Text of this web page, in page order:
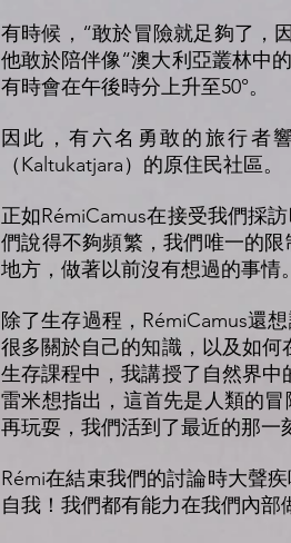
有時候，“敢於冒險就足夠了，
他敢於陪伴像“澳大利亞叢林中
有時會在午後時分上升至50°。
因此，有六名勇敢的旅行者
（Kaltukatjara）的原住民社區。
正如RémiCamus在接受我們採
們說得不夠頻繁，我們唯一的
地方，做著以前沒有想過的事情
除了生存過程，RémiCamus還
很多關於自己的知識，以及如
生存課程中，我講授了自然界中
雷米想指出，這首先是人類的
再玩耍，我們活到了最近的那一
Rémi在結束我們的討論時大聲
自我！我們都有能力在我們內